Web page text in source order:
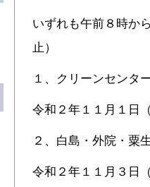
いずれも午前８時か
止）
１、クリーンセンタ
令和２年１１月１日
２、白島・外院・粟
令和２年１１月３日